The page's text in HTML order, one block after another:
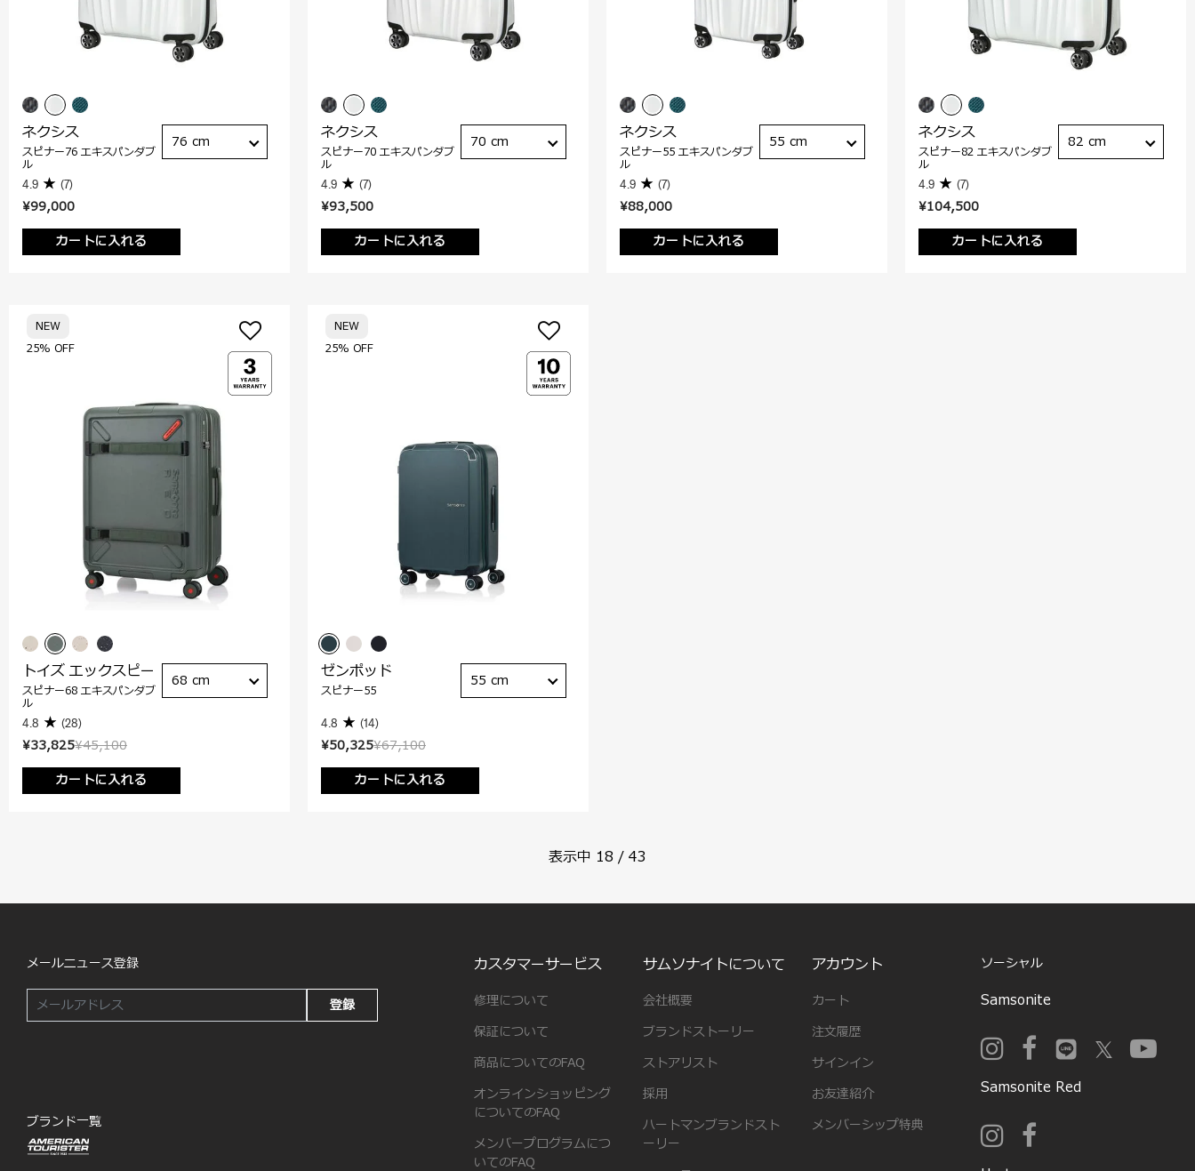
¥99,000
カートに入れる
ネクシス
スピナー76 エキスパンダブ
ル
4.9 (7)
76 cm
¥93,500
カートに入れる
ネクシス
スピナー70 エキスパンダブ
ル
4.9 (7)
70 cm
¥88,000
カートに入れる
ネクシス
スピナー55 エキスパンダブ
ル
4.9 (7)
55 cm
¥104,500
カートに入れる
ネクシス
スピナー82 エキスパンダブ
ル
4.9 (7)
82 cm
¥45,100
¥33,825
カートに入れる
25% OFF
NEW
トイズ エックスピー
スピナー68 エキスパンダブ
ル
4.8 (28)
68 cm
¥67,100
¥50,325
カートに入れる
25% OFF
NEW
ゼンポッド
スピナー55
4.8 (14)
55 cm
表示中 18 / 43
メールニュース登録
登録
ブランド一覧
カスタマーサービス
修理について
保証について
商品についてのFAQ
オンラインショッピング
についてのFAQ
メンバープログラムにつ
いてのFAQ
サムソナイトについて
会社概要
ブランドストーリー
ストアリスト
採用
ハートマンブランドスト
ーリー
アカウント
カート
注文履歴
サインイン
お友達紹介
メンバーシップ特典
ソーシャル
Samsonite
Samsonite Red